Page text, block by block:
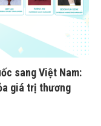
sang Việt Nam:
giá trị thương